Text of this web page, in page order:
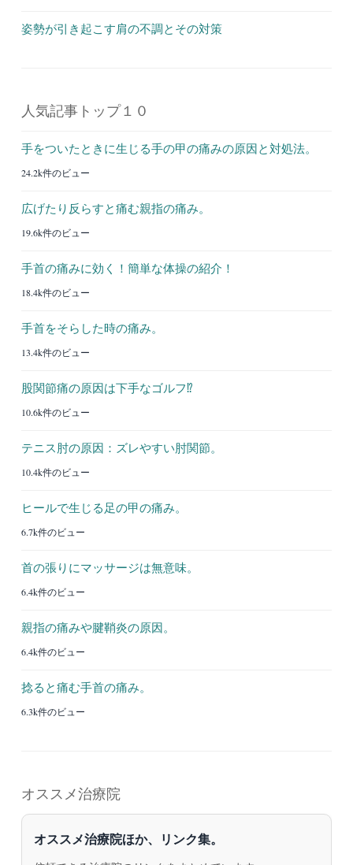
姿勢が引き起こす肩の不調とその対策
人気記事トップ１０
手をついたときに生じる手の甲の痛みの原因と対処法。
24.2k件のビュー
広げたり反らすと痛む親指の痛み。
19.6k件のビュー
手首の痛みに効く！簡単な体操の紹介！
18.4k件のビュー
手首をそらした時の痛み。
13.4k件のビュー
股関節痛の原因は下手なゴルフ⁉︎
10.6k件のビュー
テニス肘の原因：ズレやすい肘関節。
10.4k件のビュー
ヒールで生じる足の甲の痛み。
6.7k件のビュー
首の張りにマッサージは無意味。
6.4k件のビュー
親指の痛みや腱鞘炎の原因。
6.4k件のビュー
捻ると痛む手首の痛み。
6.3k件のビュー
オススメ治療院
オススメ治療院ほか、リンク集。